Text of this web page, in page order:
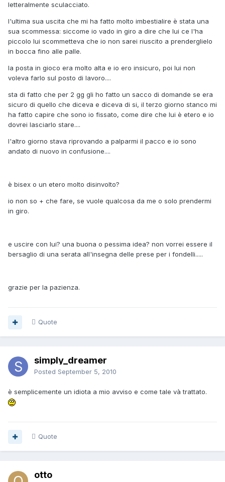
letteralmente sculacciato.
l'ultima sua uscita che mi ha fatto molto imbestialire è stata una
sua scommessa: siccome io vado in giro a dire che lui ce l'ha
piccolo lui scommetteva che io non sarei riuscito a prenderglielo
in bocca fino alle palle.
la posta in gioco era molto alta e io ero insicuro, poi lui non
voleva farlo sul posto di lavoro....
sta di fatto che per 2 gg gli ho fatto un sacco di domande se era
sicuro di quello che diceva e diceva di si, il terzo giorno stanco mi
ha fatto capire che sono io fissato, come dire che lui è etero e io
dovrei lasciarlo stare....
l'altro giorno stava riprovando a palparmi il pacco e io sono
andato di nuovo in confusione....
è bisex o un etero molto disinvolto?
io non so + che fare, se vuole qualcosa da me o solo prendermi
in giro.
e uscire con lui? una buona o pessima idea? non vorrei essere il
bersaglio di una serata all'insegna delle prese per i fondelli.....
grazie per la pazienza.
Quote
simply_dreamer
Posted September 5, 2010
è semplicemente un idiota a mio avviso e come tale và trattato.
Quote
otto